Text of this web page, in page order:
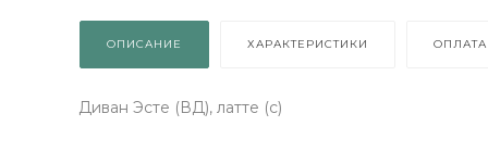
ОПИСАНИЕ ХАРАКТЕРИСТИКИ ОПЛАТА
Диван Эсте (ВД), латте (с)